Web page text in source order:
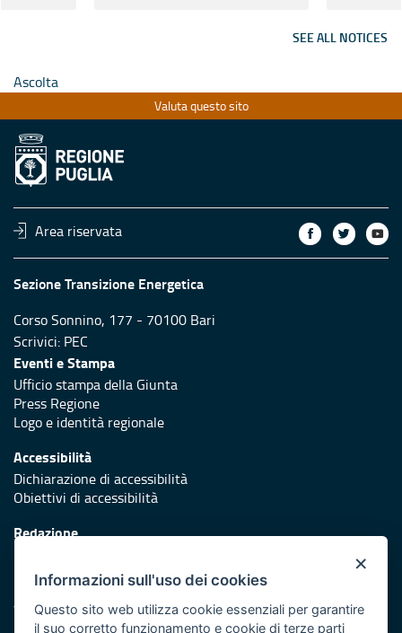
SEE ALL NOTICES
Ascolta
Valuta questo sito
Area riservata
Sezione Transizione Energetica
Corso Sonnino, 177 - 70100 Bari
Scrivici: PEC
Eventi e Stampa
Ufficio stampa della Giunta
Press Regione
Logo e identità regionale
Accessibilità
Dichiarazione di accessibilità
Obiettivi di accessibilità
Redazione
Protezione civile
Vai al sito di Protezione Civile Puglia
×
Informazioni sull'uso dei cookies
Questo sito web utilizza cookie essenziali per garantire
il suo corretto funzionamento e cookie di terze parti